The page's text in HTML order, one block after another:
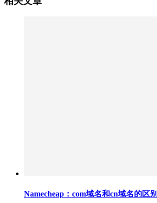
Namecheap：com域名和cn域名的区别